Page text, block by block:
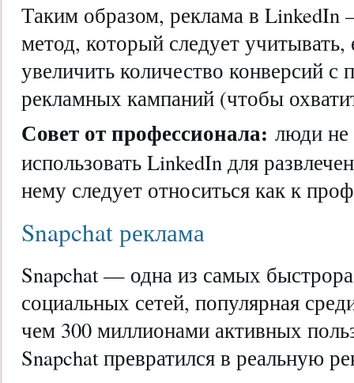
Таким образом, реклама в LinkedIn
метод, который следует учитывать,
увеличить количество конверсий
рекламных кампаний (чтобы
Совет от профессионала: люди не
использовать LinkedIn для
нему следует относиться как к
Snapchat реклама
Snapchat — одна из самых
социальных сетей, популярная
чем 300 миллионами активных
Snapchat превратился в реальную